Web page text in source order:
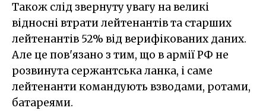
Також слід звернуту увагу на великі
відносні втрати лейтенантів та старших
лейтенантів 52% від верифікованих даних.
Але це пов'язано з тим, що в армії РФ не
розвинута сержантська ланка, і саме
лейтенанти командують взводами, ротами,
батареями.